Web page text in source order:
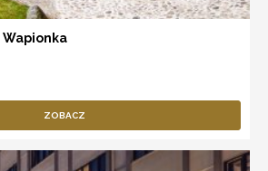
Wapionka
ZOBACZ